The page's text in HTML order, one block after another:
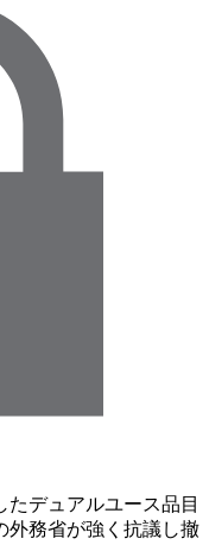
たデュアルユース品目
外務省が強く抗議し撤